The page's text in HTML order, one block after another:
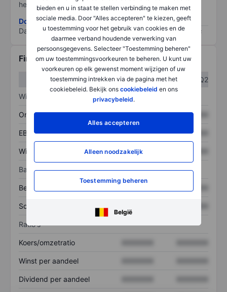
bieden en u in staat te stellen verbinding te maken met
sociale media. Door "Alles accepteren" te kiezen, geeft
u toestemming voor het gebruik van cookies en de
daarmee verband houdende verwerking van
persoonsgegevens. Selecteer "Toestemming beheren"
om uw toestemmingsvoorkeuren te beheren. U kunt uw
voorkeuren op elk gewenst moment wijzigen of uw
toestemming intrekken via de pagina met het
cookiebeleid. Bekijk ons cookiebeleid en ons
privacybeleid.
Alles accepteren
Alleen noodzakelijk
Toestemming beheren
België
het grootste risico).
Download de ESG-risicomethodologie
Data provided by
/
Financiële gegevens
Q1
Q2
Winst/verlies
Omzet XXXXXXX XXXXXXX
EBITDA XXXXXXX XXXXXXX
Winst XXXXXXX
Balans
Bezittingen XXXXXXX
Schulden
Ratio's
Koers/omzetratio
Winst per aandeel
Dividend per aandeel